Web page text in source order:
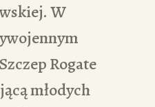
W
Rogate
młodych